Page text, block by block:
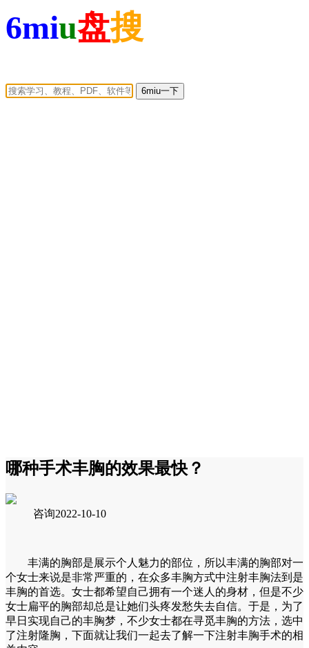
6miu盘搜
6miu一下
哪种手术丰胸的效果最快？
咨询2022-10-10
丰满的胸部是展示个人魅力的部位，所以丰满的胸部对一
个女士来说是非常严重的，在众多丰胸方式中注射丰胸法到是
丰胸的首选。女士都希望自己拥有一个迷人的身材，但是不少
女士扁平的胸部却总是让她们头疼发愁失去自信。于是，为了
早日实现自己的丰胸梦，不少女士都在寻觅丰胸的方法，选中
了注射隆胸，下面就让我们一起去了解一下注射丰胸手术的相